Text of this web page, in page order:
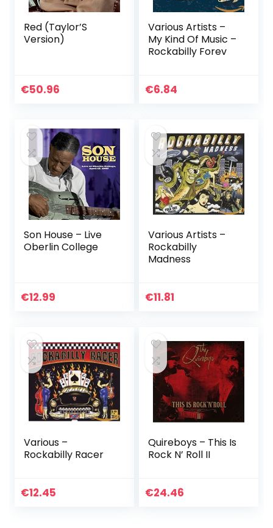
Red (Taylor’S
Version)
€50.96
Various Artists –
My Kind Of Music –
Rockabilly Forev
€6.84
Son House – Live
Oberlin College
€12.99
Various Artists –
Rockabilly
Madness
€11.81
Various –
Rockabilly Racer
€12.45
Quireboys – This Is
Rock N’ Roll II
€24.46